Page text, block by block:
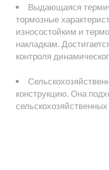
Выдающаяся
тормозные
износостойким и
накладкам.
контроля
конструкцию. Она